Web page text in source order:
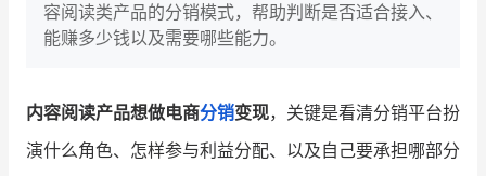
智库 产品场景库
行业洞察
容阅读类产品的分销模式，帮助判断是否适合接入、
能赚多少钱以及需要哪些能力。
内容阅读产品想做电商分销变现，关键是看清分销平台扮
演什么角色、怎样参与利益分配、以及自己要承担哪部分